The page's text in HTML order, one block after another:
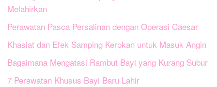
Melahirkan
Perawatan Pasca Persalinan dengan Operasi Caesar
Khasiat dan Efek Samping Kerokan untuk Masuk Angin
Bagaimana Mengatasi Rambut Bayi yang Kurang Subur
7 Perawatan Khusus Bayi Baru Lahir